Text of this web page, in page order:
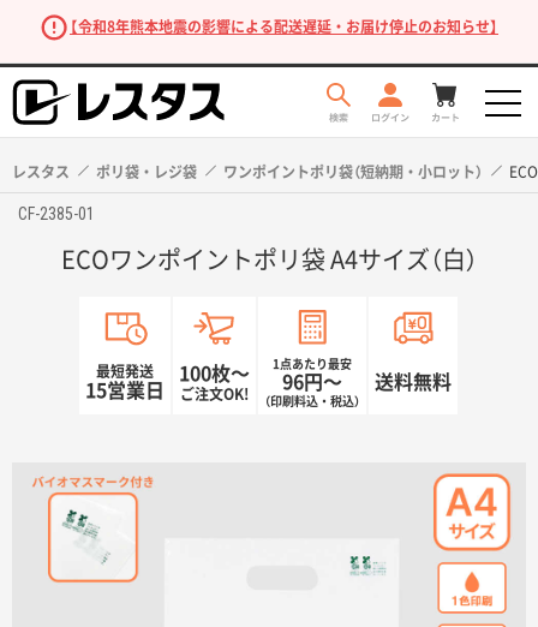
【令和8年熊本地震の影響による配送遅延・お届け停止のお知らせ】
レスタス ポリ袋・レジ袋 ワンポイントポリ袋（短納期・小ロット）
CF-2385-01
ECOワンポイントポリ袋 A4サイズ（白）
最短発送
15営業日
100枚〜
ご注文OK!
1点あたり最安
96円〜
（印刷料込・税込）
送料無料